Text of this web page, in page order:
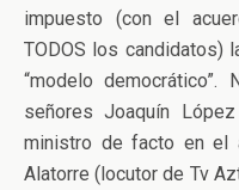
impuesto (con el
TODOS los candidatos)
“modelo
señores Joaquín
ministro de facto en el
Alatorre (locutor de Tv